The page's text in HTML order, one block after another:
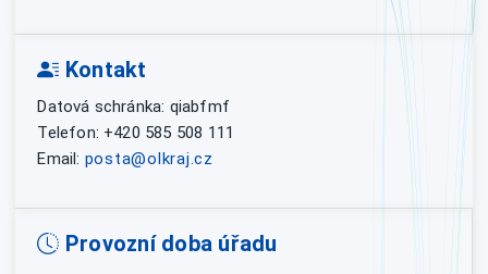
Kontakt
Datová schránka: qiabfmf
Telefon: +420 585 508 111
Email: posta@olkraj.cz
Provozní doba úřadu